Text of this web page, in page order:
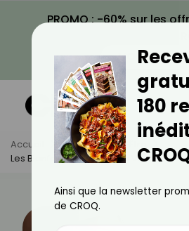
PROMO : -60% sur les
VOIR LA
Accueil Actus
Bien-Être
Les Bienfaits Du Jus D’aloe Vera
180
Ainsi que la newsletter
de CROQ.